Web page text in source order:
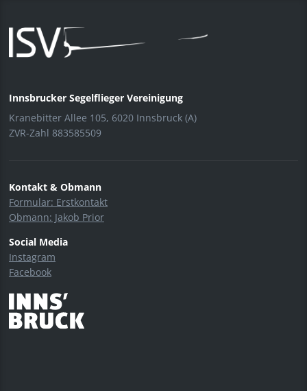
Innsbrucker Segelflieger Vereinigung
Kranebitter Allee 105, 6020 Innsbruck (A)
ZVR-Zahl 883585509
Kontakt & Obmann
Formular: Erstkontakt
Obmann: Jakob Prior
Social Media
Instagram
Facebook